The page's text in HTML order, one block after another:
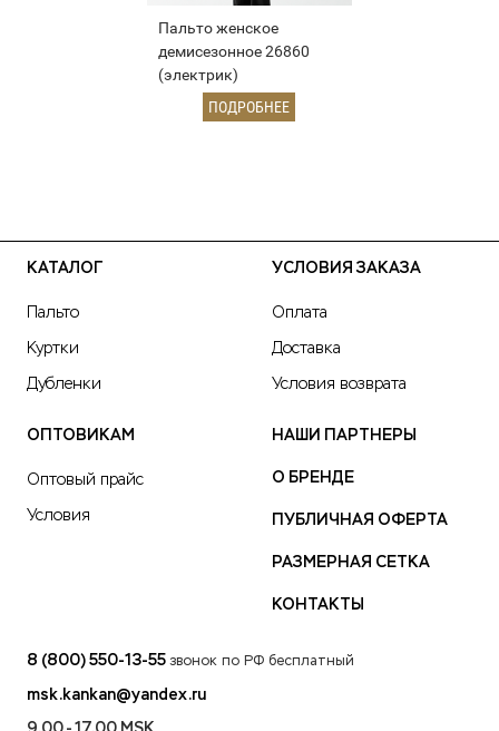
Пальто женское
демисезонное 26860
(электрик)
ПОДРОБНЕЕ
КАТАЛОГ
Пальто
Куртки
Дубленки
УСЛОВИЯ ЗАКАЗА
Оплата
Доставка
Условия возврата
ОПТОВИКАМ
Оптовый прайс
Условия
НАШИ ПАРТНЕРЫ
О БРЕНДЕ
ПУБЛИЧНАЯ ОФЕРТА
РАЗМЕРНАЯ СЕТКА
КОНТАКТЫ
8 (800) 550-13-55 звонок по РФ бесплатный
msk.kankan@yandex.ru